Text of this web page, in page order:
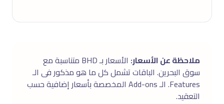
ملاحظة عن الأسعار:
الأسعار بـ BHD متناسبة مع
سوق البحرين. الباقات تشمل كل ما هو مذكور فى الـ
Features. الـ Add-ons المخصصة بأسعار إضافية حسب
التعقيد.